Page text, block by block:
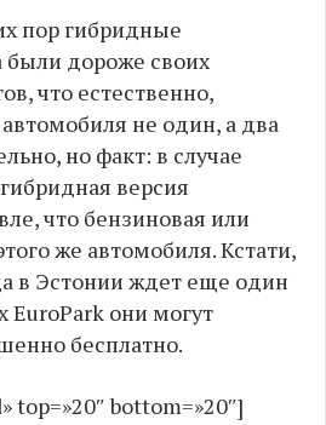
пор гибридные
были дороже своих
что естественно,
автомобиля не один, а два
но факт: в случае
версия
что бензиновая или
же автомобиля. Кстати,
в Эстонии ждет еще один
EuroPark они могут
бесплатно.
top=»20″ bottom=»20″]